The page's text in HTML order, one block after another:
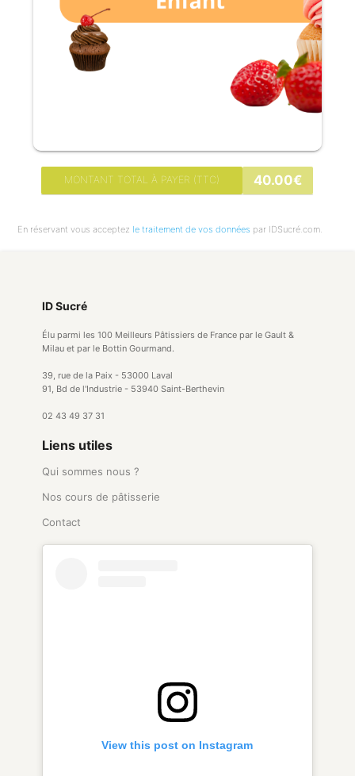
MONTANT TOTAL À PAYER (TTC) 40.00€
En réservant vous acceptez le traitement de vos données par IDSucré.com.
ID Sucré
Élu parmi les 100 Meilleurs Pâtissiers de France par le Gault &
Milau et par le Bottin Gourmand.
39, rue de la Paix - 53000 Laval
91, Bd de l'Industrie - 53940 Saint-Berthevin
02 43 49 37 31
Liens utiles
Qui sommes nous ?
Nos cours de pâtisserie
Contact
View this post on Instagram